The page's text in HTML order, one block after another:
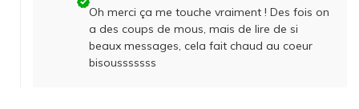
Oh merci ça me touche vraiment ! Des fois on
a des coups de mous, mais de lire de si
beaux messages, cela fait chaud au coeur
bisousssssss